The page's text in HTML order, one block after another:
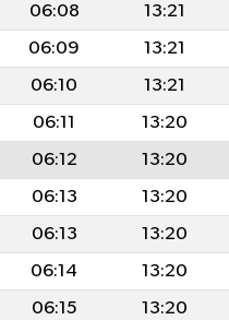
06:08 13:21
06:09 13:21
06:10 13:21
06:11 13:20
06:12 13:20
06:13 13:20
06:13 13:20
06:14 13:20
06:15 13:20